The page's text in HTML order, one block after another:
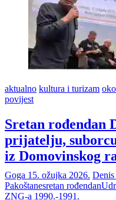
aktualno kultura i turizam
povijest
Sretan rođendan
prijatelju,
iz Domovinskog
Goga 15. ožujka 2026.
Pakoštanesretan rođendan
ZNG-a 1990.-1991.